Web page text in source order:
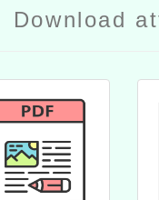
Download